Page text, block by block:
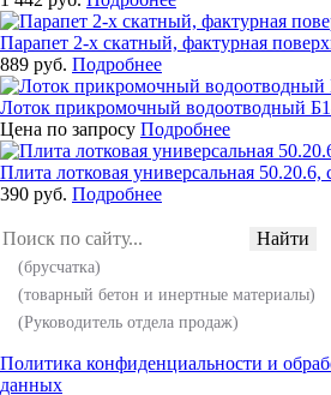
Парапет 2-х скатный, фактурная
889 руб. Подробнее
Лоток прикромочный водоотводный
Цена по запросу Подробнее
Плита лотковая универсальная 50.20.6,
390 руб. Подробнее
Найти
(брусчатка)
(товарный бетон и инертные материалы)
(Руководитель отдела продаж)
Политика конфиденциальности и
данных